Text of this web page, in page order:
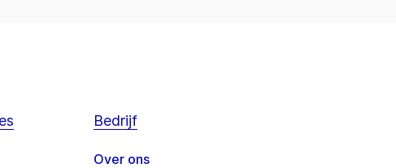
Bedrijf
Over ons